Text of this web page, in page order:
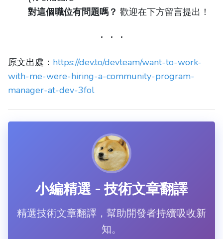
對這個職位有問題嗎？ 歡迎在下方留言提出！
原文出處： https://dev.to/devteam/want-to-work-
with-me-were-hiring-a-community-program-
manager-at-dev-3fol
小編精選 - 技術文章翻譯
精選技術文章翻譯，幫助開發者持續吸收新
知。